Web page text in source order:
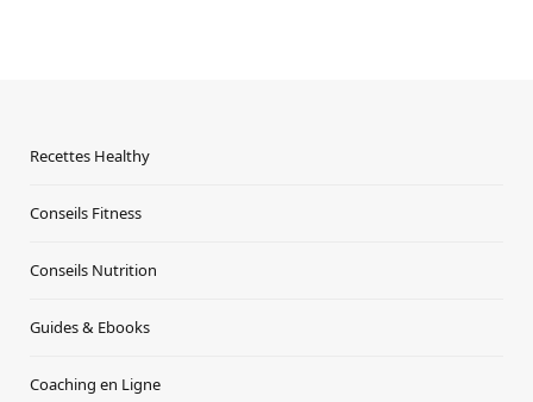
Recettes Healthy
Conseils Fitness
Conseils Nutrition
Guides & Ebooks
Coaching en Ligne